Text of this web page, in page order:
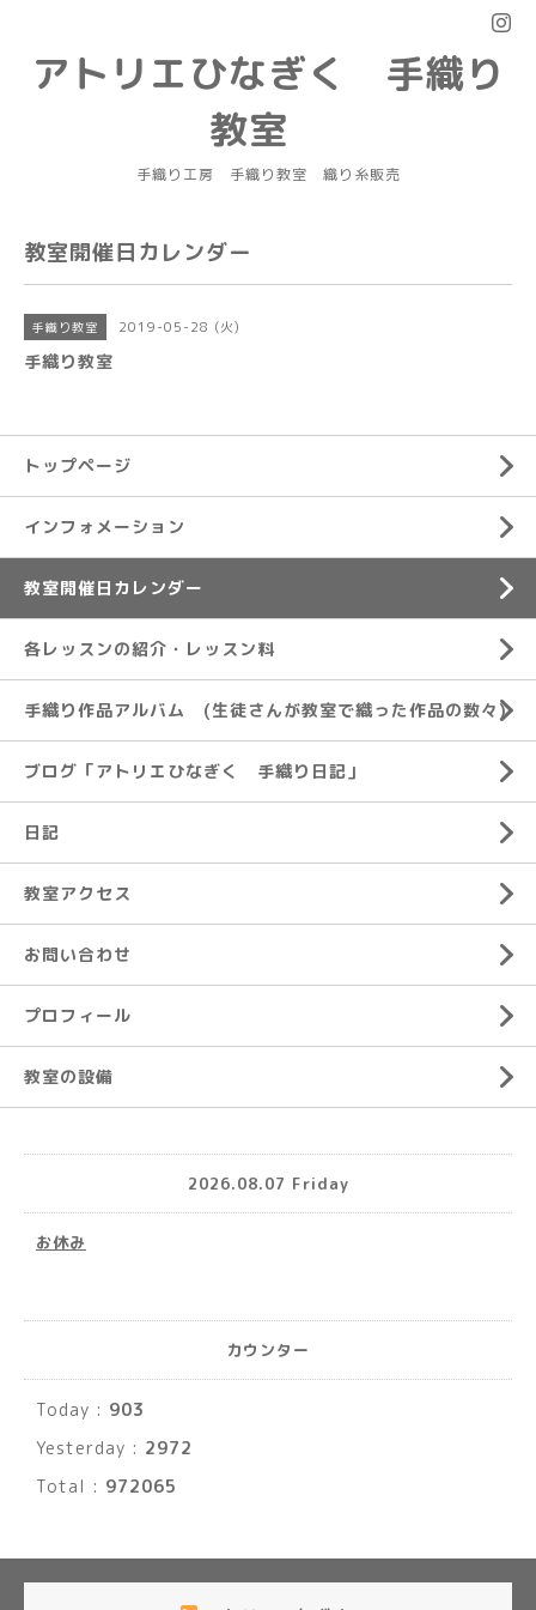
アトリエひなぎく 手織り
教室
手織り工房 手織り教室 織り糸販売
教室開催日カレンダー
手織り教室 2019-05-28 (火)
手織り教室
トップページ
インフォメーション
教室開催日カレンダー
各レッスンの紹介・レッスン料
手織り作品アルバム (生徒さんが教室で織った作品の数々)
ブログ「アトリエひなぎく 手織り日記」
日記
教室アクセス
お問い合わせ
プロフィール
教室の設備
2026.08.07 Friday
お休み
カウンター
Today : 903
Yesterday : 2972
Total : 972065